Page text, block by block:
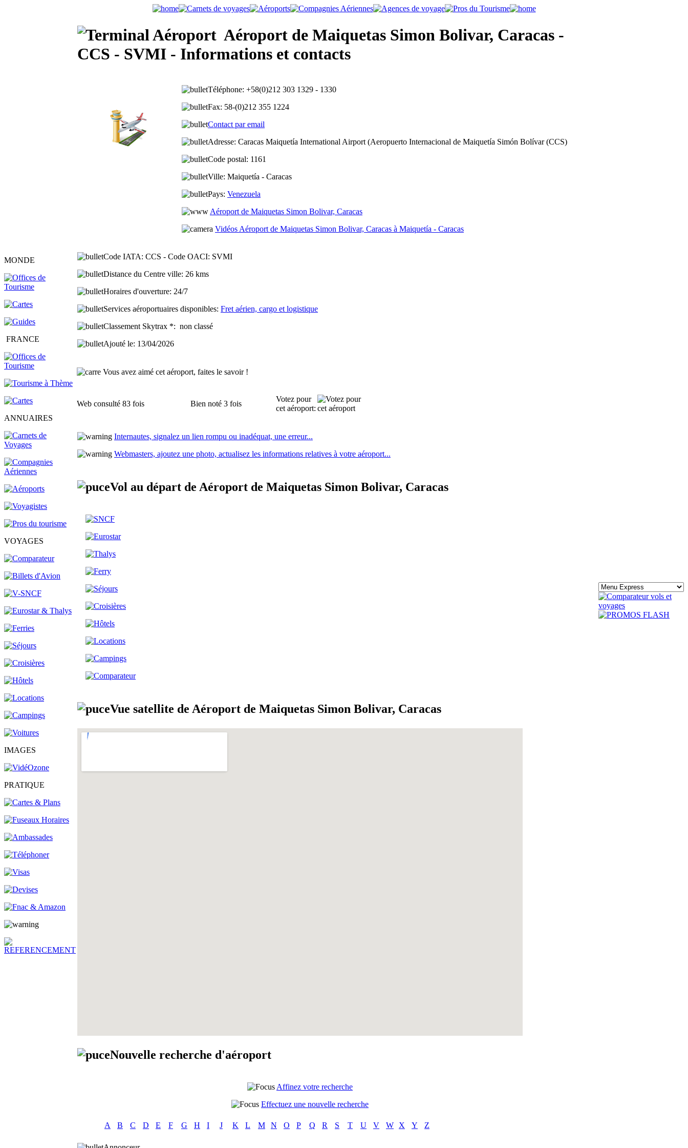
MONDE
FRANCE
ANNUAIRES
VOYAGES
IMAGES
PRATIQUE
Aéroport de Maiquetas Simon Bolivar, Caracas -
CCS - SVMI - Informations et contacts
Téléphone: +58(0)212 303 1329 - 1330
Fax: 58-(0)212 355 1224
Contact par email
Adresse: Caracas Maiquetía International Airport (Aeropuerto Internacional de Maiquetí­a Simón Bolí­var (CCS)
Code postal: 1161
Ville: Maiquetía - Caracas
Pays: Venezuela
Aéroport de Maiquetas Simon Bolivar, Caracas
Vidéos Aéroport de Maiquetas Simon Bolivar, Caracas à Maiquetía - Caracas
Code IATA: CCS - Code OACI: SVMI
Distance du Centre ville: 26 kms
Horaires d'ouverture: 24/7
Services aéroportuaires disponibles: Fret aérien, cargo et logistique
Classement Skytrax *: non classé
Ajouté le: 13/04/2026
Vous avez aimé cet aéroport, faites le savoir !
Web consulté 83 fois Bien noté 3 fois
Votez pour
cet aéroport:
Internautes, signalez un lien rompu ou inadéquat, une erreur...
Webmasters, ajoutez une photo, actualisez les informations relatives à votre aéroport...
Vol au départ de Aéroport de Maiquetas Simon Bolivar, Caracas
Vue satellite de Aéroport de Maiquetas Simon Bolivar, Caracas
Nouvelle recherche d'aéroport
Affinez votre recherche
Effectuez une nouvelle recherche
A B C D E F G H I J K L M N O P Q R S T U V W X Y Z